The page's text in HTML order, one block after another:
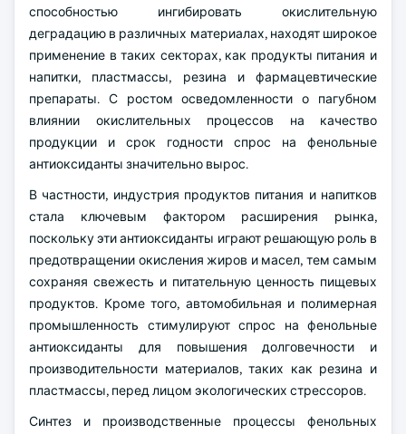
способностью ингибировать окислительную
деградацию в различных материалах, находят широкое
применение в таких секторах, как продукты питания и
напитки, пластмассы, резина и фармацевтические
препараты. С ростом осведомленности о пагубном
влиянии окислительных процессов на качество
продукции и срок годности спрос на фенольные
антиоксиданты значительно вырос.
В частности, индустрия продуктов питания и напитков
стала ключевым фактором расширения рынка,
поскольку эти антиоксиданты играют решающую роль в
предотвращении окисления жиров и масел, тем самым
сохраняя свежесть и питательную ценность пищевых
продуктов. Кроме того, автомобильная и полимерная
промышленность стимулируют спрос на фенольные
антиоксиданты для повышения долговечности и
производительности материалов, таких как резина и
пластмассы, перед лицом экологических стрессоров.
Синтез и производственные процессы фенольных